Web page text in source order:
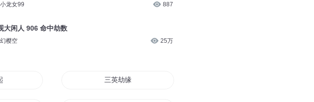
小龙女99 887
大闲人 906 命中劫数
幻樱空 25万
劫 三英劫缘